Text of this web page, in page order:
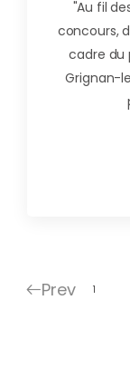
"Au fil
concours,
cadre du
Grignan-
Prev 1